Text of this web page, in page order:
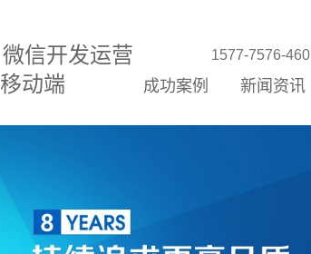
微信开发运营
移动端
1577-7576-460
成功案例 新闻资讯
关于我们
企业文化
网站优化